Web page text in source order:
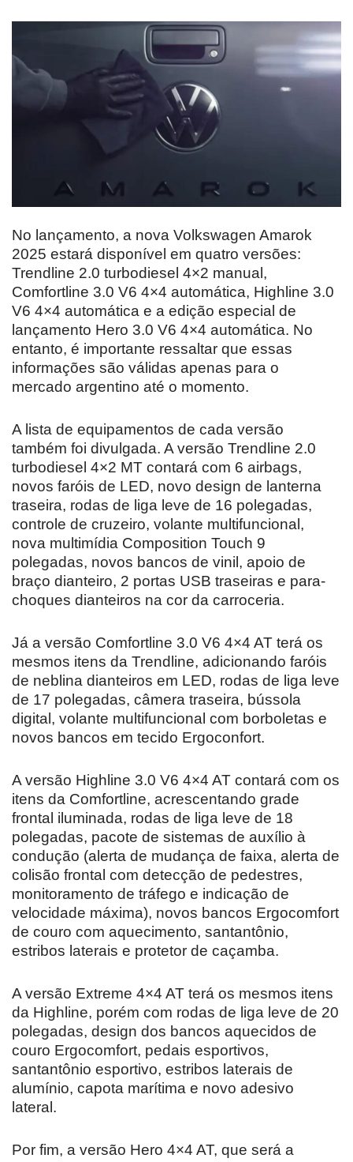
No lançamento, a nova Volkswagen Amarok
2025 estará disponível em quatro versões:
Trendline 2.0 turbodiesel 4×2 manual,
Comfortline 3.0 V6 4×4 automática, Highline 3.0
V6 4×4 automática e a edição especial de
lançamento Hero 3.0 V6 4×4 automática. No
entanto, é importante ressaltar que essas
informações são válidas apenas para o
mercado argentino até o momento.
A lista de equipamentos de cada versão
também foi divulgada. A versão Trendline 2.0
turbodiesel 4×2 MT contará com 6 airbags,
novos faróis de LED, novo design de lanterna
traseira, rodas de liga leve de 16 polegadas,
controle de cruzeiro, volante multifuncional,
nova multimídia Composition Touch 9
polegadas, novos bancos de vinil, apoio de
braço dianteiro, 2 portas USB traseiras e para-
choques dianteiros na cor da carroceria.
Já a versão Comfortline 3.0 V6 4×4 AT terá os
mesmos itens da Trendline, adicionando faróis
de neblina dianteiros em LED, rodas de liga leve
de 17 polegadas, câmera traseira, bússola
digital, volante multifuncional com borboletas e
novos bancos em tecido Ergoconfort.
A versão Highline 3.0 V6 4×4 AT contará com os
itens da Comfortline, acrescentando grade
frontal iluminada, rodas de liga leve de 18
polegadas, pacote de sistemas de auxílio à
condução (alerta de mudança de faixa, alerta de
colisão frontal com detecção de pedestres,
monitoramento de tráfego e indicação de
velocidade máxima), novos bancos Ergocomfort
de couro com aquecimento, santantônio,
estribos laterais e protetor de caçamba.
A versão Extreme 4×4 AT terá os mesmos itens
da Highline, porém com rodas de liga leve de 20
polegadas, design dos bancos aquecidos de
couro Ergocomfort, pedais esportivos,
santantônio esportivo, estribos laterais de
alumínio, capota marítima e novo adesivo
lateral.
Por fim, a versão Hero 4×4 AT, que será a